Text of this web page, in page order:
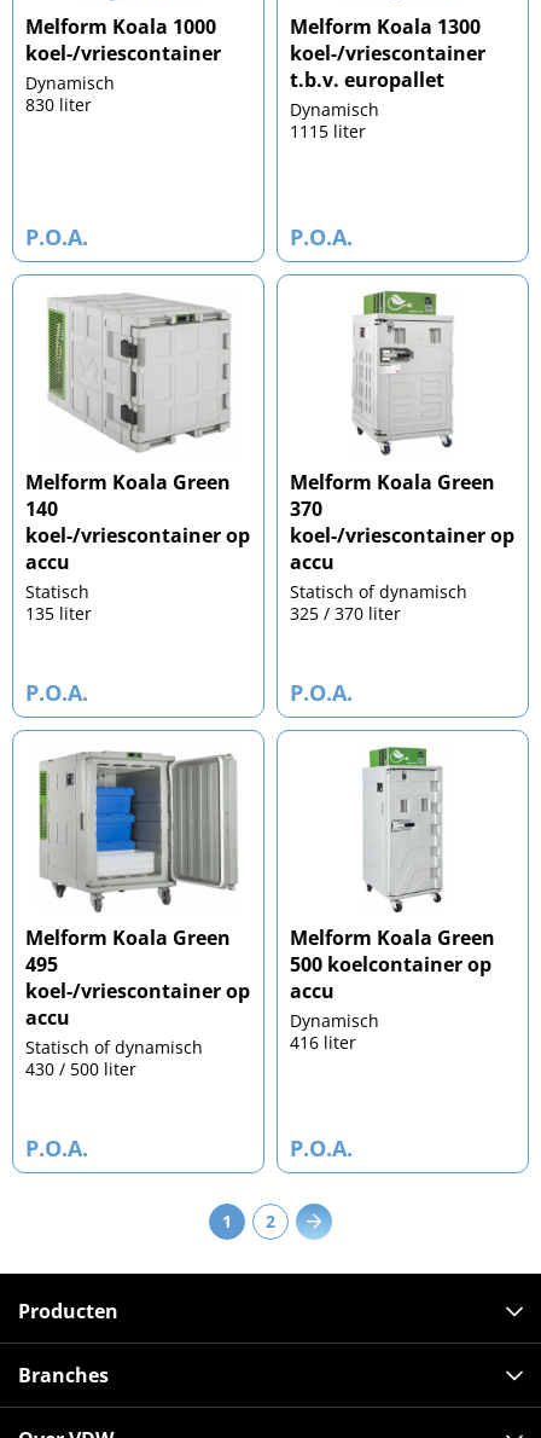
Melform Koala 1000
koel-/vriescontainer
Dynamisch
830 liter
P.O.A.
Melform Koala 1300
koel-/vriescontainer
t.b.v. europallet
Dynamisch
1115 liter
P.O.A.
Melform Koala Green
140
koel-/vriescontainer op
accu
Statisch
135 liter
P.O.A.
Melform Koala Green
370
koel-/vriescontainer op
accu
Statisch of dynamisch
325 / 370 liter
P.O.A.
Melform Koala Green
495
koel-/vriescontainer op
accu
Statisch of dynamisch
430 / 500 liter
P.O.A.
Melform Koala Green
500 koelcontainer op
accu
Dynamisch
416 liter
P.O.A.
1 2
Producten
Branches